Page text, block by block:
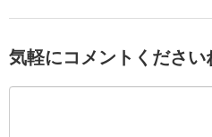
気軽にコメントください